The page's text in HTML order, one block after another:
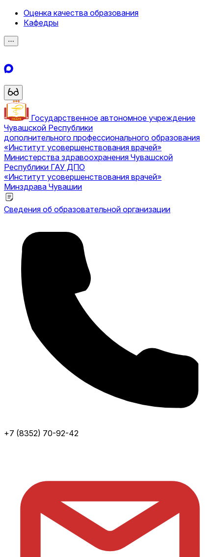
Оценка качества образования
Кафедры
⋯
Государственное автономное учреждение
Чувашской Республики
дополнительного профессионального образования
«Институт усовершенствования врачей»
Министерства здравоохранения Чувашской
Республики ГАУ ДПО
«Институт усовершенствования врачей»
Минздрава Чувашии
Сведения об образовательной организации
+7 (8352) 70-92-42